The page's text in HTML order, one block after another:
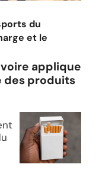
du
et le
applique
des produits